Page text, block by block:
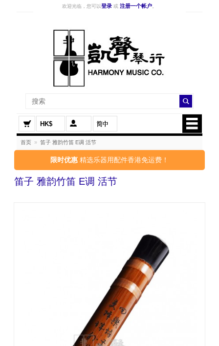
欢迎光临，您可以登录 或 注册一个帐户
HK$
首页 » 笛子 雅韵竹笛 E调 活节
限时优惠 精选乐器用配件香港免运费！
笛子 雅韵竹笛 E调 活节